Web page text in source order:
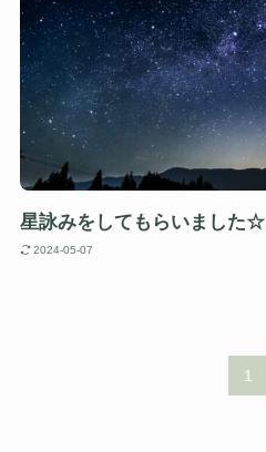
星詠みをしてもらいました☆
2024-05-07
1